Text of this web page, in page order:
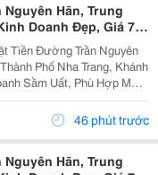
Nguyên Hãn, Trung
Doanh Đẹp, Giá 7,4
Tiền Đường Trần Nguyên
Phố Nha Trang, Khánh
Sầm Uất, Phù Hợp Mở
Hoặc Đầu Tư Cho
Thuê Lâu Dài. Thông Tin Chi Tiết. - Địa Chỉ: Số...
46 phút trước
Nguyên Hãn, Trung